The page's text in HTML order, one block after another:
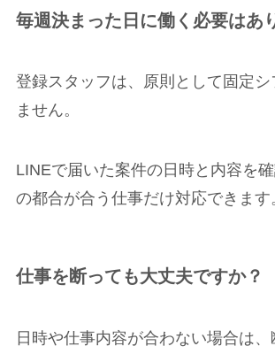
毎週決まった日に働く必要はあ
登録スタッフは、原則として固定シ
ません。
LINEで届いた案件の日時と内容を
の都合が合う仕事だけ対応できます
仕事を断っても大丈夫ですか？
日時や仕事内容が合わない場合は